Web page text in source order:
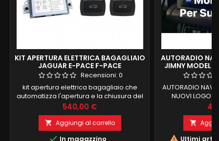
KIT APERTURA ELETTRICA BAGAGLIAIO
JAGUAR E-PACE F-PACE
Recensioni: 0
kit apertura elettrica bagagliaio che
automatizza l'apertura e la chiusura del
portellone del bagagliaio della vostra
automobile.Il sistema è completo di due
pistoni specifici per il montaggio e
centralina di controllo e due pulsanti
Prezzo
540,00 €
 Aggiungi al carrello
 In magazzino
AUTORADIO
JIMNY
AUTORADIO
NUOVI LOGO
ANDROID 4 GB
OPERATIVO
NAVIGAZIONE
MAPPE EUROPA

 Ultimi